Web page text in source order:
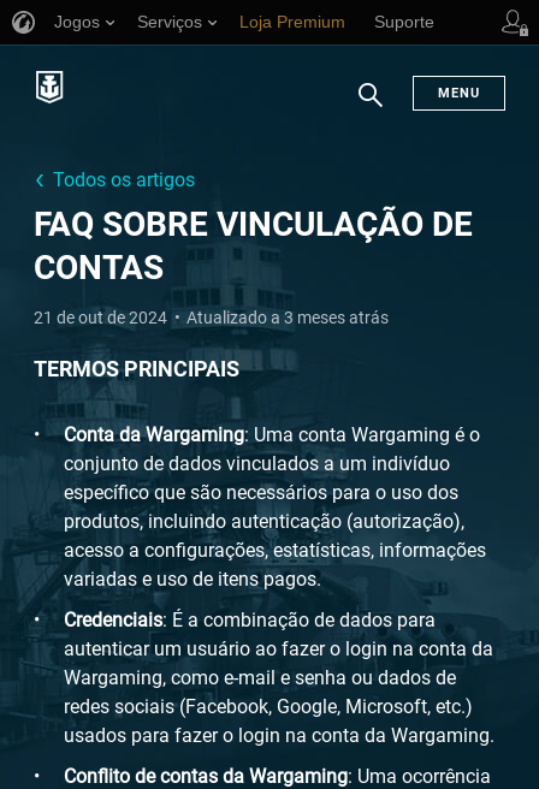
Jogos Serviços Loja Premium Suporte
MENU
Todos os artigos
FAQ SOBRE VINCULAÇÃO DE
CONTAS
21 de out de 2024 Atualizado a 3 meses atrás
TERMOS PRINCIPAIS
Conta da Wargaming: Uma conta Wargaming é o
conjunto de dados vinculados a um indivíduo
específico que são necessários para o uso dos
produtos, incluindo autenticação (autorização),
acesso a configurações, estatísticas, informações
variadas e uso de itens pagos.
Credenciais: É a combinação de dados para
autenticar um usuário ao fazer o login na conta da
Wargaming, como e-mail e senha ou dados de
redes sociais (Facebook, Google, Microsoft, etc.)
usados ​​para fazer o login na conta da Wargaming.
Conflito de contas da Wargaming: Uma ocorrência